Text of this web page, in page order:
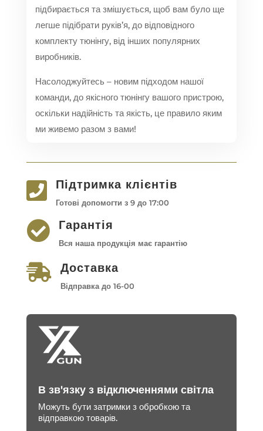
підбирається та змішується, щоб вам було ще
легше підібрати руків’я, до відповідного
комплекту тюнінгу, від інших популярних
виробників.
Насолоджуйтесь – новим підходом нашої
команди, до якісного тюнінгу вашого пристрою,
оскільки надійність та якість, це правило яким
ми живемо разом з вами!
 Підтримка клієнтів
Готові допомогти з 9 до 17:00
 Гарантія
Вся наша продукція має гарантію
 Доставка
Відправка до 16-00
В зв'язку з відключеннями світла
Можуть бути затримки з обробкою та
відправкою товарів.